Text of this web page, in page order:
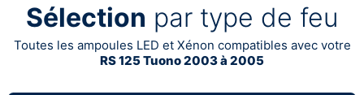
Sélection par type de feu
Toutes les ampoules LED et Xénon compatibles avec votre
RS 125 Tuono 2003 à 2005